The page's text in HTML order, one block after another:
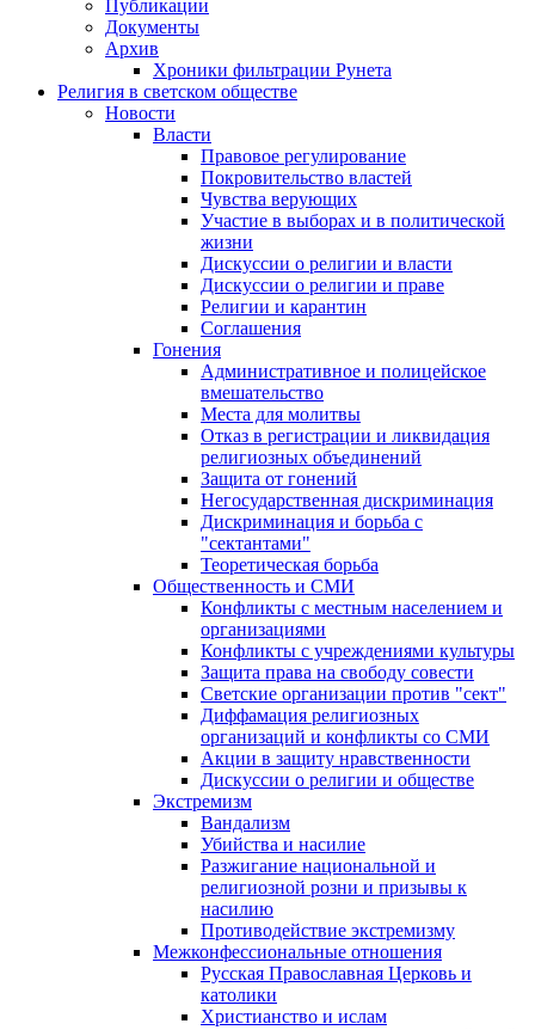
Публикации
Документы
Архив
Хроники фильтрации Рунета
Религия в светском обществе
Новости
Власти
Правовое регулирование
Покровительство властей
Чувства верующих
Участие в выборах и в политической
жизни
Дискуссии о религии и власти
Дискуссии о религии и праве
Религии и карантин
Соглашения
Гонения
Административное и полицейское
вмешательство
Места для молитвы
Отказ в регистрации и ликвидация
религиозных объединений
Защита от гонений
Негосударственная дискриминация
Дискриминация и борьба с
"сектантами"
Теоретическая борьба
Общественность и СМИ
Конфликты с местным населением и
организациями
Конфликты с учреждениями культуры
Защита права на свободу совести
Светские организации против "сект"
Диффамация религиозных
организаций и конфликты со СМИ
Акции в защиту нравственности
Дискуссии о религии и обществе
Экстремизм
Вандализм
Убийства и насилие
Разжигание национальной и
религиозной розни и призывы к
насилию
Противодействие экстремизму
Межконфессиональные отношения
Русская Православная Церковь и
католики
Христианство и ислам